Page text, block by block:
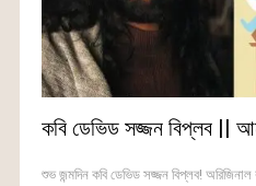
কবি ডেভিড সজ্জন বিপ্লব ||
শুভ জন্মদিন কবি ডেভিড সজ্জন বিপ্লব! অরিজিনাল